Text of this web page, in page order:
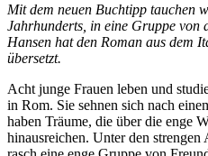
Mit dem neuen Buchtipp tauchen
Jahrhunderts, in eine Gruppe von
Hansen hat den Roman aus dem
übersetzt.
Acht junge Frauen leben und
in Rom. Sie sehnen sich nach
haben Träume, die über die enge
hinausreichen. Unter den